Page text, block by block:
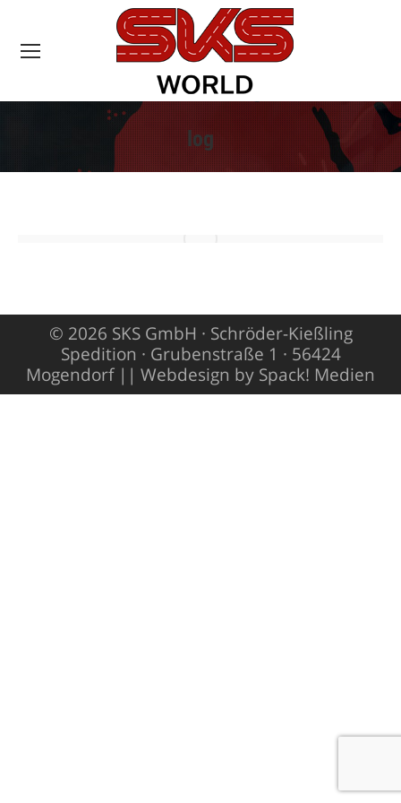
log
Sie befinden sich
© 2026 SKS GmbH · Schröder-Kießling
Spedition · Grubenstraße 1 · 56424
Mogendorf || Webdesign by Spack! Medien